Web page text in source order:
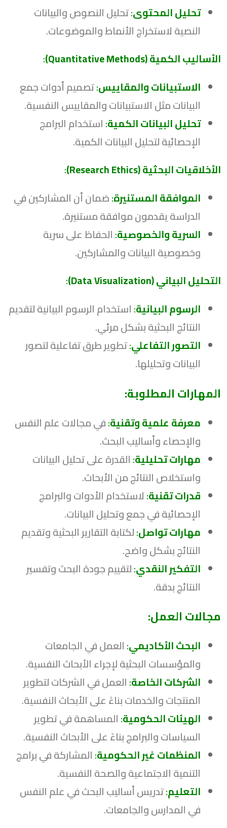
تحليل المحتوى:تحليل النصوص والبيانات
النصية لاستخراج الأنماط والموضوعات.
الأساليب الكمية (Quantitative Methods)
:
الاستبيانات والمقاييس:تصميم أدوات جمع
البيانات مثل الاستبيانات والمقاييس النفسية.
تحليل البيانات الكمية:استخدام البرامج
الإحصائية لتحليل البيانات الكمية.
الأخلاقيات البحثية (Research Ethics)
:
الموافقة المستنيرة:ضمان أن المشاركين في
الدراسة يقدمون موافقة مستنيرة.
السرية والخصوصية:الحفاظ على سرية
وخصوصية البيانات والمشاركين.
التحليل البياني (Data Visualization)
:
الرسوم البيانية:استخدام الرسوم البيانية لتقديم
النتائج البحثية بشكل مرئي.
التصور التفاعلي:تطوير طرق تفاعلية لتصور
البيانات وتحليلها.
المهارات المطلوبة:
معرفة علمية وتقنية:في مجالات علم النفس
والإحصاء وأساليب البحث.
مهارات تحليلية:القدرة على تحليل البيانات
واستخلاص النتائج من الأبحاث.
قدرات تقنية:لاستخدام الأدوات والبرامج
الإحصائية في جمع وتحليل البيانات.
مهارات تواصل:لكتابة التقارير البحثية وتقديم
النتائج بشكل واضح.
التفكير النقدي:لتقييم جودة البحث وتفسير
النتائج بدقة.
مجالات العمل:
البحث الأكاديمي:العمل في الجامعات
والمؤسسات البحثية لإجراء الأبحاث النفسية.
الشركات الخاصة:العمل في الشركات لتطوير
المنتجات والخدمات بناءً على الأبحاث النفسية.
الهيئات الحكومية:المساهمة في تطوير
السياسات والبرامج بناءً على الأبحاث النفسية.
المنظمات غير الحكومية:المشاركة في برامج
التنمية الاجتماعية والصحة النفسية.
التعليم:تدريس أساليب البحث في علم النفس
في المدارس والجامعات.